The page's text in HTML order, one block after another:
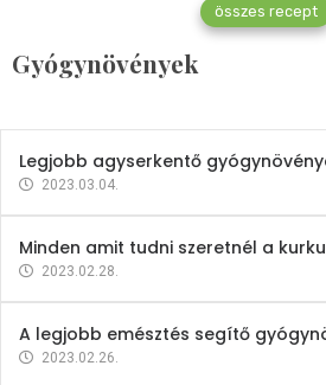
összes recept
Gyógynövények
Mindent a petrezselyemről
2023.12.21.
Legjobb agyserkentő
2023.03.04.
Minden amit tudni szeretnél a
2023.02.28.
A legjobb emésztés segítő
2023.02.26.